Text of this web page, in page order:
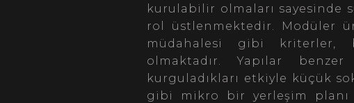
kurulabilir olmaları sayesinde
rol üstlenmektedir. Modüler
müdahalesi gibi kriterler,
olmaktadır. Yapılar
kurguladıkları etkiyle küçük
gibi mikro bir yerleşim planı